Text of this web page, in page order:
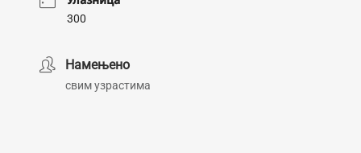
300
Намењено
свим узрастима